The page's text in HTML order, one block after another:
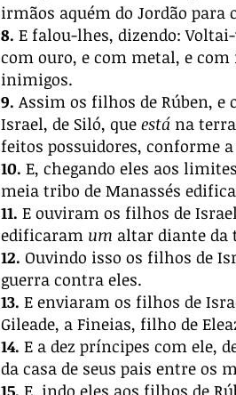
irmãos aquém do Jordão para
8. E falou-lhes, dizendo:
com ouro, e com metal, e
inimigos.
9. Assim os filhos de Rúben, e
Israel, de Siló, que está na
feitos possuidores, conforme
10. E, chegando eles aos
meia tribo de Manassés
11. E ouviram os filhos de
edificaram um altar diante da
12. Ouvindo isso os filhos de
guerra contra eles.
13. E enviaram os filhos de
Gileade, a Fineias, filho de
14. E a dez príncipes com ele,
da casa de seus pais entre os
15. E, indo eles aos filhos de